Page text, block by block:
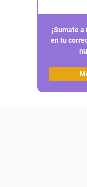
¡Sumate
en tu